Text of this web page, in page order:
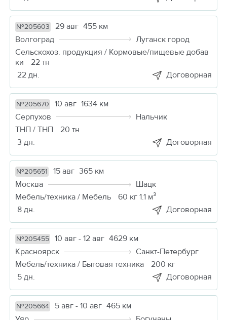
№205603 29 авг 455 км
Волгоград
Луганск город
Сельскохоз. продукция / Кормовые/пищевые добав
ки
22 тн
22 дн.
Договорная
№205670 10 авг 1634 км
Серпухов
Нальчик
ТНП / ТНП
20 тн
3 дн.
Договорная
№205651 15 авг 365 км
Москва
Шацк
Мебель/техника / Мебель
60 кг 1.1 м³
8 дн.
Договорная
№205455 10 авг - 12 авг 4629 км
Красноярск
Санкт-Петербург
Мебель/техника / Бытовая техника
200 кг
5 дн.
Договорная
№205664 5 авг - 10 авг 465 км